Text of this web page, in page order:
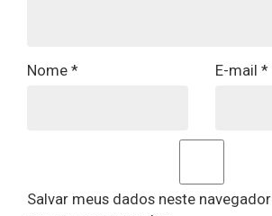
Nome * E-mail *
Salvar meus dados neste